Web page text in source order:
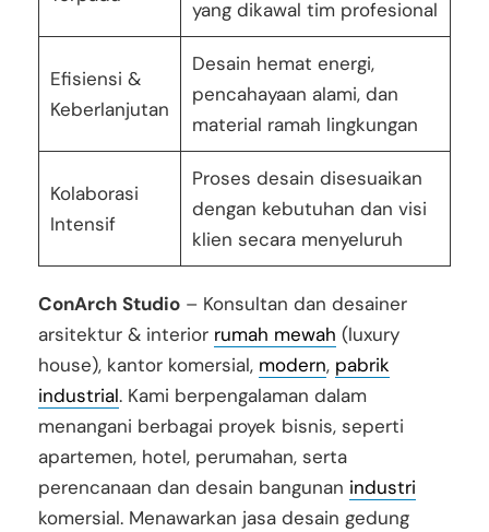
yang dikawal tim profesional
Efisiensi &
Keberlanjutan
Desain hemat energi,
pencahayaan alami, dan
material ramah lingkungan
Kolaborasi
Intensif
Proses desain disesuaikan
dengan kebutuhan dan visi
klien secara menyeluruh
ConArch Studio – Konsultan dan desainer
arsitektur & interior rumah mewah (luxury
house), kantor komersial, modern, pabrik
industrial. Kami berpengalaman dalam
menangani berbagai proyek bisnis, seperti
apartemen, hotel, perumahan, serta
perencanaan dan desain bangunan industri
komersial. Menawarkan jasa desain gedung